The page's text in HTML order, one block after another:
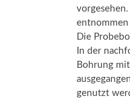
Die
In der
Bohrung
genutzt